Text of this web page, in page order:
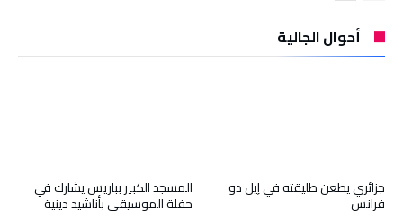
أحوال الجالية
المسجد الكبير بباريس يشارك في
حفلة الموسيقى بأناشيد دينية
جزائري يطعن طليقته في إيل دو
فرانس